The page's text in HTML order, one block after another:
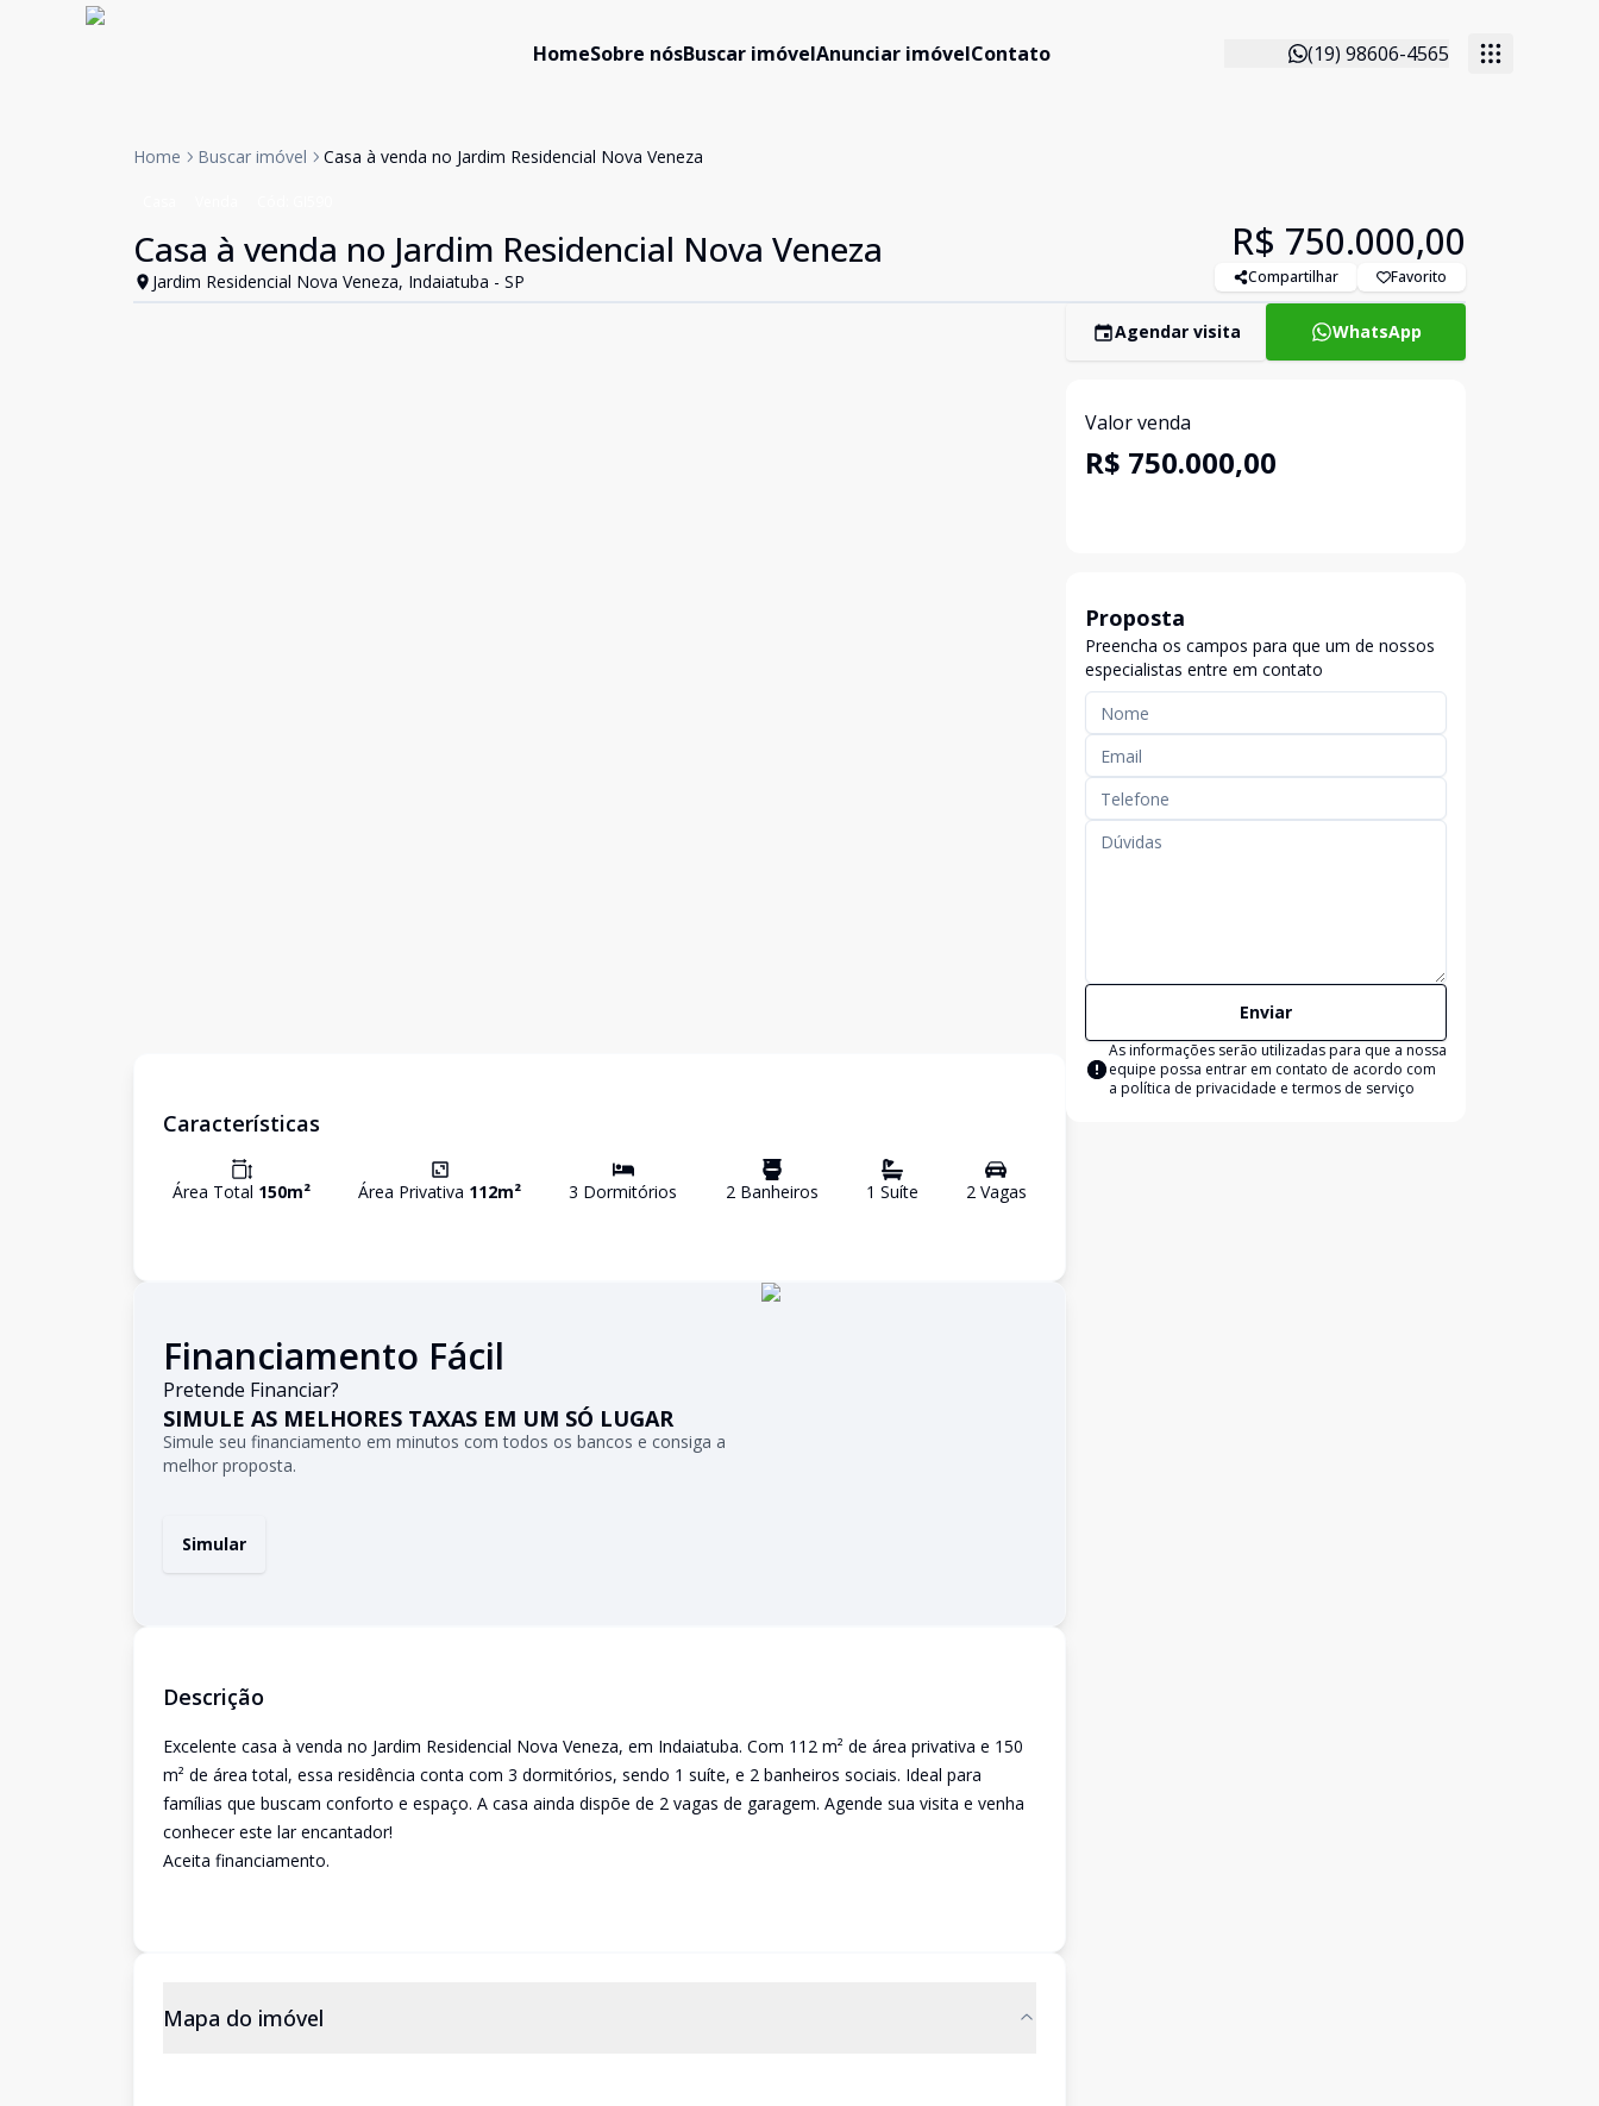
HomeSobre nósBuscar imóvelAnunciar imóvelContato (19) 98606-4565
Home Buscar imóvel Casa à venda no Jardim Residencial Nova Veneza
Casa à venda no Jardim Residencial Nova Veneza
Jardim Residencial Nova Veneza, Indaiatuba - SP
R$ 750.000,00
Compartilhar Favorito
Características
Área Total 150m² Área Privativa 112m² 3 Dormitórios 2Banheiros 1 Suíte 2Vagas
Financiamento Fácil
Pretende Financiar?
SIMULE AS MELHORES TAXAS EM UM SÓ LUGAR
Simule seu financiamento em minutos com todos os bancos e consiga a
melhor proposta.
Simular
Descrição
Excelente casa à venda no Jardim Residencial Nova Veneza, em Indaiatuba. Com 112 m² de área privativa e 150
m² de área total, essa residência conta com 3 dormitórios, sendo 1 suíte, e 2 banheiros sociais. Ideal para
famílias que buscam conforto e espaço. A casa ainda dispõe de 2 vagas de garagem. Agende sua visita e venha
conhecer este lar encantador!
Aceita financiamento.
Mapa do imóvel
Agendar visita WhatsApp
Valor venda
R$ 750.000,00
Proposta
Preencha os campos para que um de nossos
especialistas entre em contato
Enviar
As informações serão utilizadas para que a nossa
equipe possa entrar em contato de acordo com
a política de privacidade e termos de serviço